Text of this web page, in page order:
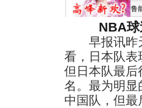
鲁
NBA
早报讯昨天
看，日本队表
但日本队最后
名。最为明显
中国队，但最